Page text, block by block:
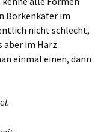
Borkenkäfer im
nicht schlecht,
aber im Harz
einmal einen, dann